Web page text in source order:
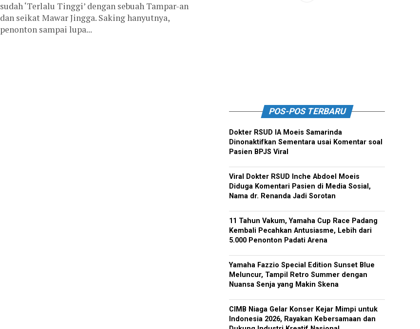
sudah ‘Terlalu Tinggi’ dengan sebuah Tampar-an
dan seikat Mawar Jingga. Saking hanyutnya,
penonton sampai lupa...
POS-POS TERBARU
Dokter RSUD IA Moeis Samarinda
Dinonaktifkan Sementara usai Komentar soal
Pasien BPJS Viral
Viral Dokter RSUD Inche Abdoel Moeis
Diduga Komentari Pasien di Media Sosial,
Nama dr. Renanda Jadi Sorotan
11 Tahun Vakum, Yamaha Cup Race Padang
Kembali Pecahkan Antusiasme, Lebih dari
5.000 Penonton Padati Arena
Yamaha Fazzio Special Edition Sunset Blue
Meluncur, Tampil Retro Summer dengan
Nuansa Senja yang Makin Skena
CIMB Niaga Gelar Konser Kejar Mimpi untuk
Indonesia 2026, Rayakan Kebersamaan dan